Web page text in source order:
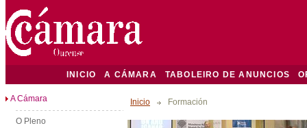
INICIO A CÁMARA TABOLEIRO DE ANUNCIOS
A Cámara
O Pleno
Inicio Formación